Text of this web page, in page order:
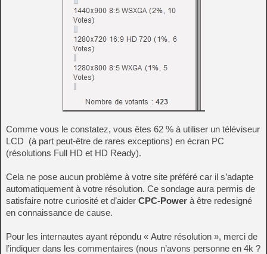
Comme vous le constatez, vous êtes 62 % à utiliser un téléviseur
LCD (à part peut-être de rares exceptions) en écran PC
(résolutions Full HD et HD Ready).
Cela ne pose aucun problème à votre site préféré car il s’adapte
automatiquement à votre résolution. Ce sondage aura permis de
satisfaire notre curiosité et d’aider CPC-Power à être redesigné
en connaissance de cause.
Pour les internautes ayant répondu « Autre résolution », merci de
l’indiquer dans les commentaires (nous n’avons personne en 4k ?